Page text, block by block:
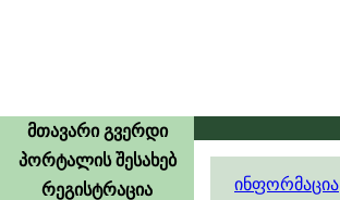
მთავარი გვერდი
პორტალის შესახებ
რეგისტრაცია
ინფორმაცია